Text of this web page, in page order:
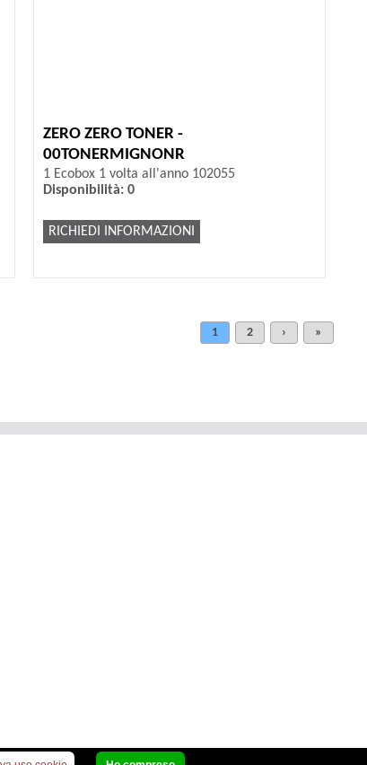
ZERO ZERO TONER -
00TONERMIGNONR
1 Ecobox 1 volta all'anno 102055
Disponibilità: 0
RICHIEDI INFORMAZIONI
1 2 › »